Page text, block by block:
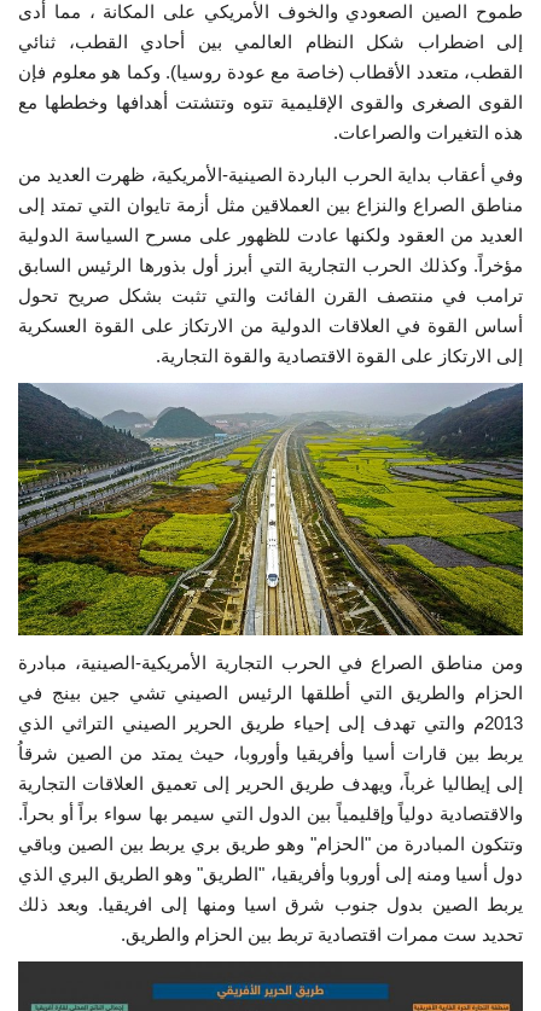
الرواد
فرص
وثائق
الفيديوهات
الرعاة
الشركاء
Gallery
لغة
English
Swahili
español
French
Arabic
طموح الصين الصعودي والخوف الأمريكي على المكانة ، مما أدى
إلى اضطراب شكل النظام العالمي بين أحادي القطب، ثنائي
القطب، متعدد الأقطاب (خاصة مع عودة روسيا). وكما هو معلوم فإن
القوى الصغرى والقوى الإقليمية تتوه وتتشتت أهدافها وخططها مع
هذه التغيرات والصراعات.
وفي أعقاب بداية الحرب الباردة الصينية-الأمريكية، ظهرت العديد من
مناطق الصراع والنزاع بين العملاقين مثل أزمة تايوان التي تمتد إلى
العديد من العقود ولكنها عادت للظهور على مسرح السياسة الدولية
مؤخراً. وكذلك الحرب التجارية التي أبرز أول بذورها الرئيس السابق
ترامب في منتصف القرن الفائت والتي تثبت بشكل صريح تحول
أساس القوة في العلاقات الدولية من الارتكاز على القوة العسكرية
إلى الارتكاز على القوة الاقتصادية والقوة التجارية.
ومن مناطق الصراع في الحرب التجارية الأمريكية-الصينية، مبادرة
الحزام والطريق التي أطلقها الرئيس الصيني تشي جين بينج في
2013م والتي تهدف إلى إحياء طريق الحرير الصيني التراثي الذي
يربط بين قارات أسيا وأفريقيا وأوروبا، حيث يمتد من الصين شرقاُ
إلى إيطاليا غرباً، ويهدف طريق الحرير إلى تعميق العلاقات التجارية
والاقتصادية دولياً وإقليمياً بين الدول التي سيمر بها سواء براً أو بحراً.
وتتكون المبادرة من "الحزام" وهو طريق بري يربط بين الصين وباقي
دول أسيا ومنه إلى أوروبا وأفريقيا، "الطريق" وهو الطريق البري الذي
يربط الصين بدول جنوب شرق اسيا ومنها إلى افريقيا. وبعد ذلك
تحديد ست ممرات اقتصادية تربط بين الحزام والطريق.